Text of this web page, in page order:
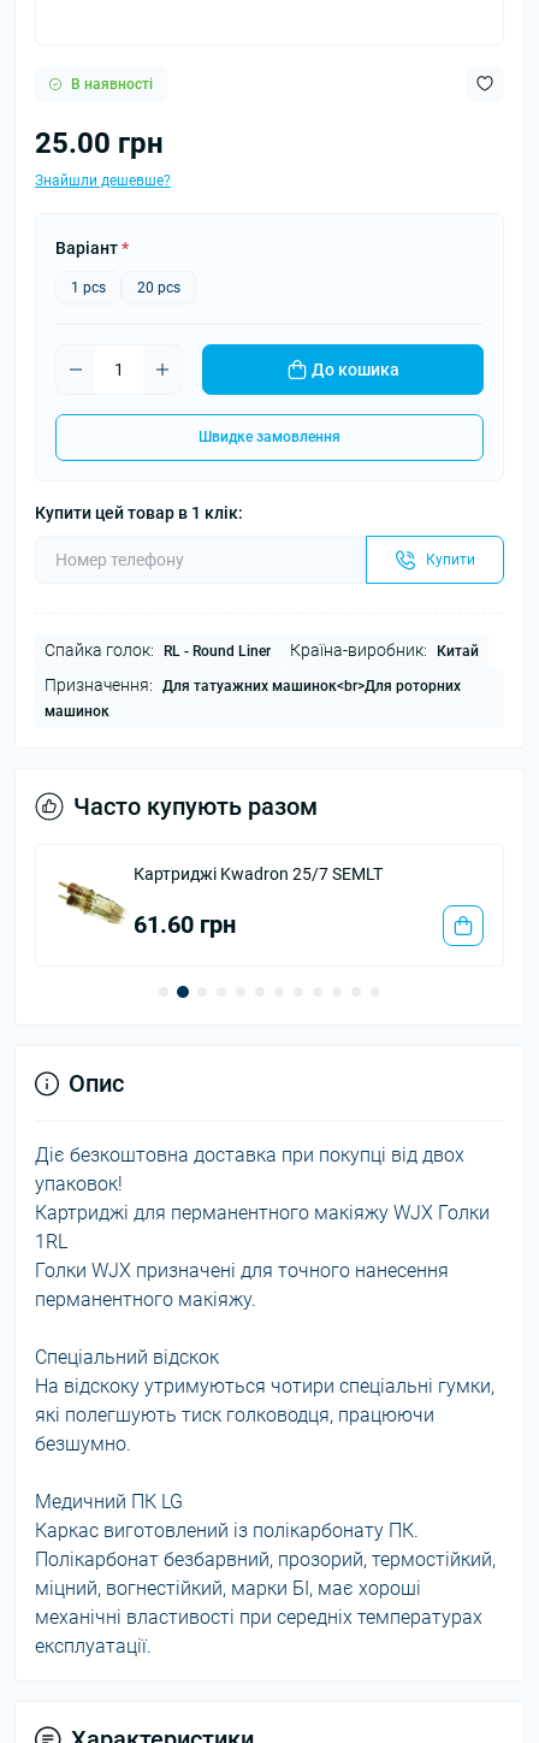
В наявності
25.00 грн
Знайшли дешевше?
Варіант*
1 pcs 20 pcs
До кошика
Швидке замовлення
Купити цей товар в 1 клік:
Купити
Спайка голок: RL - Round Liner Країна-виробник: Китай
Призначення:
Для татуажних машинок<br>Для роторних
машинок
Часто купують разом
Картриджі Kwadron 25/7 SEMLT
61.60 грн
Опис
Діє безкоштовна доставка при покупці від двох
упаковок!
Картриджі для перманентного макіяжу WJX Голки
1RL
Голки WJX призначені для точного нанесення
перманентного макіяжу.
Спеціальний відскок
На відскоку утримуються чотири спеціальні гумки,
які полегшують тиск голководця, працюючи
безшумно.
Медичний ПК LG
Каркас виготовлений із полікарбонату ПК.
Полікарбонат безбарвний, прозорий, термостійкий,
міцний, вогнестійкий, марки БІ, має хороші
механічні властивості при середніх температурах
експлуатації.